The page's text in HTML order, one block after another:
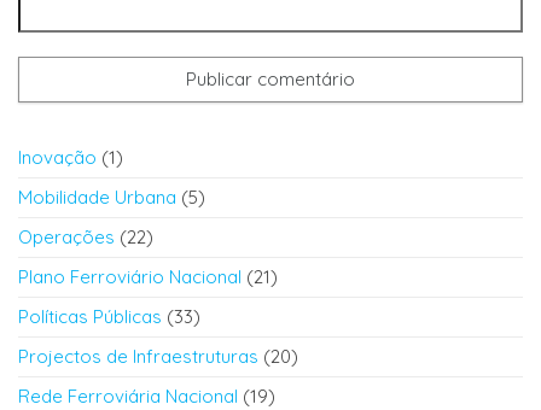
Inovação (1)
Mobilidade Urbana (5)
Operações (22)
Plano Ferroviário Nacional (21)
Políticas Públicas (33)
Projectos de Infraestruturas (20)
Rede Ferroviária Nacional (19)